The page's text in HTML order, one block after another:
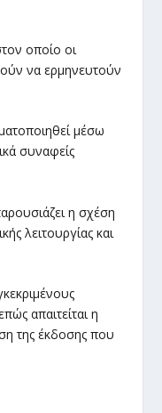
οποίο οι
να ερμηνευτούν
μέσω
συναφείς
η σχέση
λειτουργίας και
απαιτείται η
της έκδοσης που